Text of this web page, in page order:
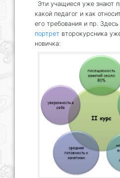
Эти учащиеся уже знают
какой педагог и как
его требования и пр. Здесь
портрет второкурсника
новичка: